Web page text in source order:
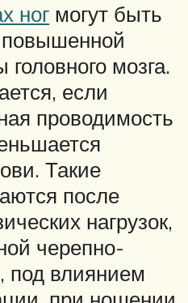
ног могут быть
мозга.
если
проводимость
Такие
после
нагрузок,
черепно-
под влиянием